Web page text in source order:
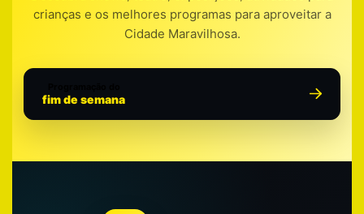
crianças e os melhores programas para aproveitar a
Cidade Maravilhosa.
fim de semana